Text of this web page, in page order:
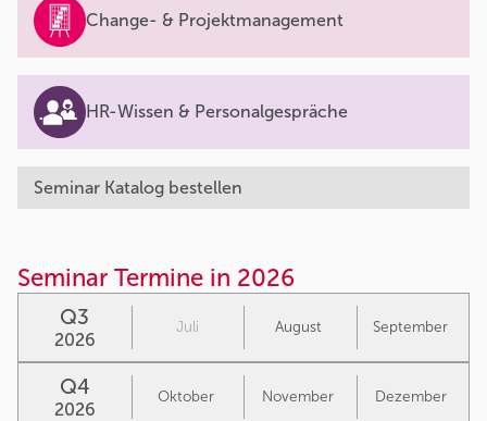
Change- & Projektmanagement
HR-Wissen & Personalgespräche
Seminar Katalog bestellen
Seminar Termine in 2026
Q3
2026
Juli August September
Q4
2026
Oktober November Dezember